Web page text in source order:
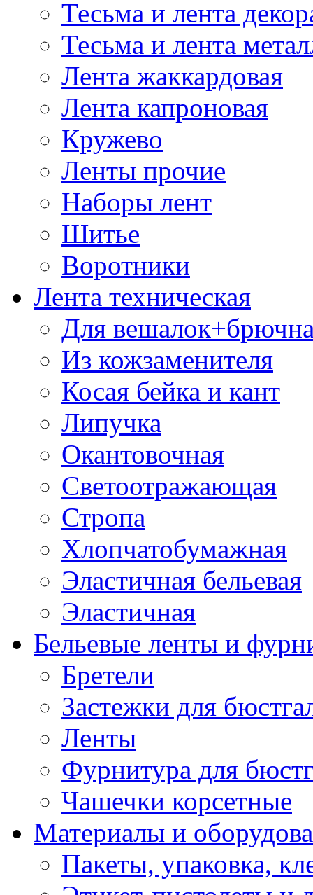
Тесьма и лента
Тесьма и лента
Лента жаккардовая
Лента капроновая
Кружево
Ленты прочие
Наборы лент
Шитье
Воротники
Лента техническая
Для
Из кожзаменителя
Косая бейка и кант
Липучка
Окантовочная
Светоотражающая
Стропа
Хлопчатобумажная
Эластичная бельевая
Эластичная
Бельевые ленты и
Бретели
Застежки для
Ленты
Фурнитура для
Чашечки корсетные
Материалы и
Пакеты, упаковка,